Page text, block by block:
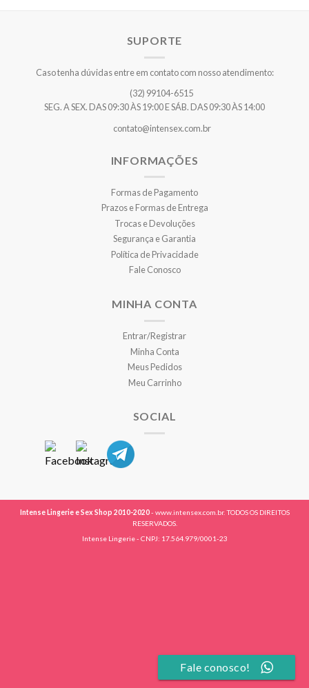
SUPORTE
Caso tenha dúvidas entre em contato com nosso atendimento:
(32) 99104-6515
SEG. A SEX. DAS 09:30 ÀS 19:00 E SÁB. DAS 09:30 ÀS 14:00
contato@intensex.com.br
INFORMAÇÕES
Formas de Pagamento
Prazos e Formas de Entrega
Trocas e Devoluções
Segurança e Garantia
Política de Privacidade
Fale Conosco
MINHA CONTA
Entrar/Registrar
Minha Conta
Meus Pedidos
Meu Carrinho
SOCIAL
Intense Lingerie e Sex Shop 2010-2020- www.intensex.com.br. TODOS OS DIREITOS
RESERVADOS.
Intense Lingerie - CNPJ: 17.564.979/0001-23
Fale conosco!